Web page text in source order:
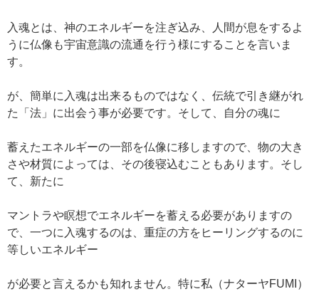
入魂とは、神のエネルギーを注ぎ込み、人間が息をするよ
うに仏像も宇宙意識の流通を行う様にすることを言いま
す。
が、簡単に入魂は出来るものではなく、伝統で引き継がれ
た「法」に出会う事が必要です。そして、自分の魂に
蓄えたエネルギーの一部を仏像に移しますので、物の大き
さや材質によっては、その後寝込むこともあります。そし
て、新たに
マントラや瞑想でエネルギーを蓄える必要がありますの
で、一つに入魂するのは、重症の方をヒーリングするのに
等しいエネルギー
が必要と言えるかも知れません。特に私（ナターヤFUMI）